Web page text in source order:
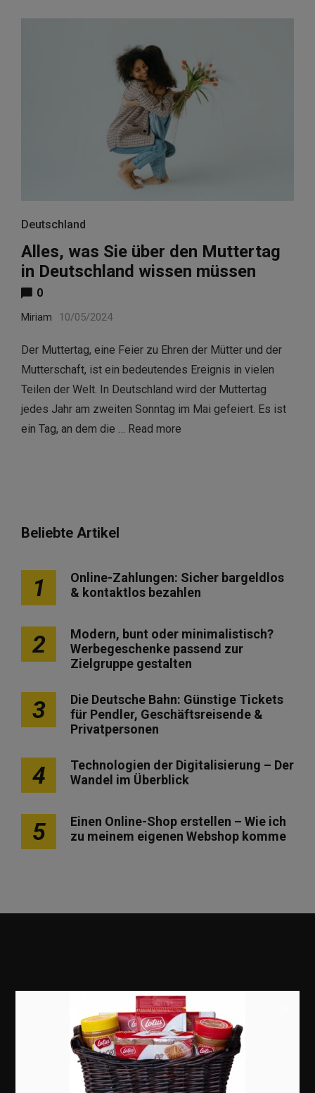
Deutschland
Alles, was Sie über den Muttertag
in Deutschland wissen müssen
0
Miriam 10/05/2024
Der Muttertag, eine Feier zu Ehren der Mütter und der
Mutterschaft, ist ein bedeutendes Ereignis in vielen
Teilen der Welt. In Deutschland wird der Muttertag
jedes Jahr am zweiten Sonntag im Mai gefeiert. Es ist
ein Tag, an dem die … Read more
Beliebte Artikel
1
Online-Zahlungen: Sicher bargeldlos
& kontaktlos bezahlen
2
Modern, bunt oder minimalistisch?
Werbegeschenke passend zur
Zielgruppe gestalten
3
Die Deutsche Bahn: Günstige Tickets
für Pendler, Geschäftsreisende &
Privatpersonen
4
Technologien der Digitalisierung – Der
Wandel im Überblick
5
Einen Online-Shop erstellen – Wie ich
zu meinem eigenen Webshop komme
Erfolgsgeschichten